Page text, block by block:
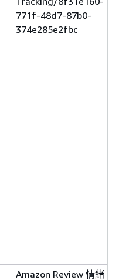
771f-48d7-87b0-
374e285e2fbc
Amazon Review 情緒